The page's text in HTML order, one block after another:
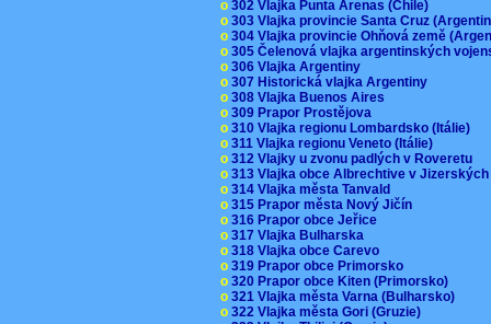
o 302 Vlajka Punta Arenas (Chile)
o 303 Vlajka provincie Santa Cruz
o 304 Vlajka provincie Ohňová země
o 305 Čelenová vlajka argentinských
o 306 Vlajka Argentiny
o 307 Historická vlajka Argentiny
o 308 Vlajka Buenos Aires
o 309 Prapor Prostějova
o 310 Vlajka regionu Lombardsko (Itálie)
o 311 Vlajka regionu Veneto (Itálie)
o 312 Vlajky u zvonu padlých v Roveretu
o 313 Vlajka obce Albrechtive v
o 314 Vlajka města Tanvald
o 315 Prapor města Nový Jičín
o 316 Prapor obce Jeřice
o 317 Vlajka Bulharska
o 318 Vlajka obce Carevo
o 319 Prapor obce Primorsko
o 320 Prapor obce Kiten (Primorsko)
o 321 Vlajka města Varna (Bulharsko)
o 322 Vlajka města Gori (Gruzie)